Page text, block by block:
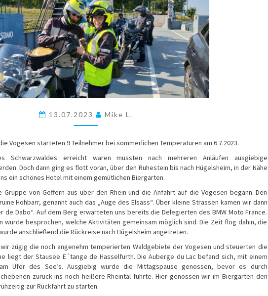
13.07.2023 Mike L.
Vogesen starteten 9 Teilnehmer bei sommerlichen Temperaturen am 6.7.2023.
erreicht waren mussten nach mehreren Anläufen ausgiebige
Doch dann ging es flott voran, über den Ruhestein bis nach Hügelsheim, in der Nähe
ein schönes Hotel mit einem gemütlichen Biergarten.
von Geffern aus über den Rhein und die Anfahrt auf die Vogesen begann. Den
Hohbarr, genannt auch das „Auge des Elsass“. Über kleine Strassen kamen wir dann
de Dabo“. Auf dem Berg erwarteten uns bereits die Delegierten des BMW Moto France.
wurde besprochen, welche Aktivitäten gemeinsam möglich sind. Die Zeit flog dahin, die
anschließend die Rückreise nach Hügelsheim angetreten.
zügig die noch angenehm temperierten Waldgebiete der Vogesen und steuerten die
liegt der Stausee E´tange de Hasselfurth. Die Auberge du Lac befand sich, mit einem
Ufer des See’s. Ausgiebig wurde die Mittagspause genossen, bevor es durch
zurück ins noch heißere Rheintal führte. Hier genossen wir im Biergarten den
zur Rückfahrt zu starten.